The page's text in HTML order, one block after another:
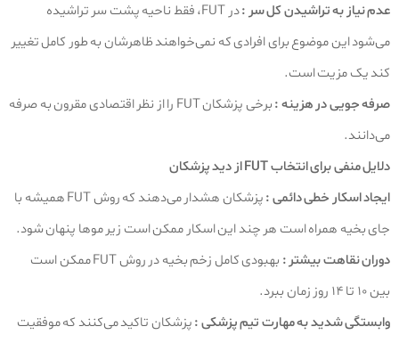
عدم نیاز به تراشیدن کل سر :
در FUT، فقط ناحیه پشت سر تراشیده
می‌شود این موضوع برای افرادی که نمی‌خواهند ظاهرشان به‌ طور کامل تغییر
کند یک مزیت است.
صرفه‌ جویی در هزینه :
برخی پزشکان FUT را از نظر اقتصادی مقرون‌ به‌ صرفه‌
می‌دانند.
دلایل منفی برای انتخاب FUT از دید پزشکان
ایجاد اسکار خطی دائمی :
پزشکان هشدار می‌دهند که روش FUT همیشه با
جای بخیه همراه است هر چند این اسکار ممکن است زیر موها پنهان شود.
دوران نقاهت بیشتر :
بهبودی کامل زخم بخیه در روش FUT ممکن است
بین ۱۰ تا ۱۴ روز زمان ببرد.
وابستگی شدید به مهارت تیم پزشکی :پزشکان تاکید می‌کنند که موفقیت